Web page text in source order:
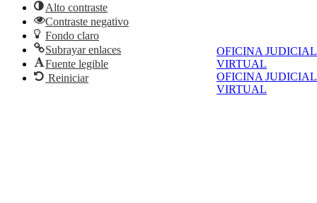
OFICINA JUDICIAL
VIRTUAL
OFICINA JUDICIAL
VIRTUAL
Alto contraste
Contraste negativo
Fondo claro
Subrayar enlaces
Fuente legible
Reiniciar